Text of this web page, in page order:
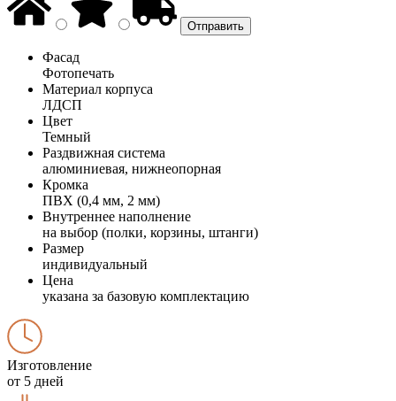
Фасад
Фотопечать
Материал корпуса
ЛДСП
Цвет
Темный
Раздвижная система
алюминиевая, нижнеопорная
Кромка
ПВХ (0,4 мм, 2 мм)
Внутреннее наполнение
на выбор (полки, корзины, штанги)
Размер
индивидуальный
Цена
указана за базовую комплектацию
Изготовление
от 5 дней